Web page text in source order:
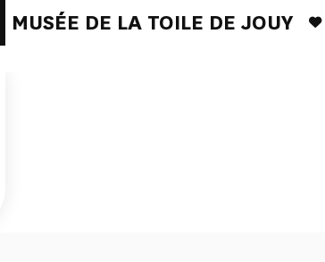
MUSÉE DE LA TOILE DE JOUY